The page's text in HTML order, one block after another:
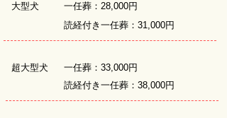
大型犬
一任葬：28,000円
読経付き一任葬：31,000円
超大型犬
一任葬：33,000円
読経付き一任葬：38,000円